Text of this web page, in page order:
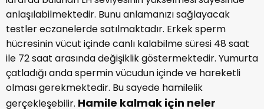
Yumurtlama dönemi ve yumurtanın çatlama zamanını
idrarda bulunan LH seviyesinin yükselmesi sayesinde
anlaşılabilmektedir. Bunu anlamanızı sağlayacak
testler eczanelerde satılmaktadır. Erkek sperm
hücresinin vücut içinde canlı kalabilme süresi 48 saat
ile 72 saat arasında değişiklik göstermektedir. Yumurta
çatladığı anda spermin vücudun içinde ve hareketli